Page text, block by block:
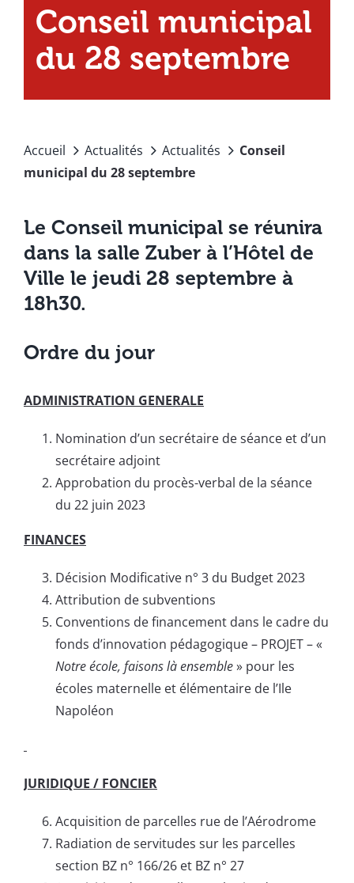
Conseil municipal
du 28 septembre
Accueil Actualités Actualités
Conseil
municipal du 28 septembre
Le Conseil municipal se réunira
dans la salle Zuber à l’Hôtel de
Ville le jeudi 28 septembre à
18h30.
Ordre du jour
ADMINISTRATION GENERALE
Nomination d’un secrétaire de séance et d’un
secrétaire adjoint
Approbation du procès-verbal de la séance
du 22 juin 2023
FINANCES
Décision Modificative n° 3 du Budget 2023
Attribution de subventions
Conventions de financement dans le cadre du
fonds d’innovation pédagogique – PROJET – «
Notre école, faisons là ensemble» pour les
écoles maternelle et élémentaire de l’Ile
Napoléon
JURIDIQUE / FONCIER
Acquisition de parcelles rue de l’Aérodrome
Radiation de servitudes sur les parcelles
section BZ n° 166/26 et BZ n° 27